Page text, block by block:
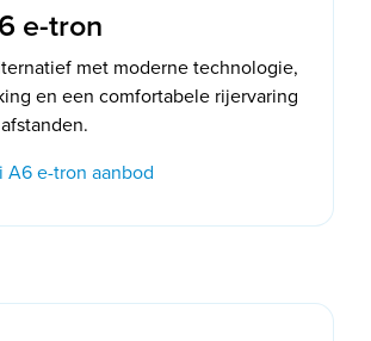
e-tron
met moderne technologie,
en een comfortabele rijervaring
A6 e-tron aanbod